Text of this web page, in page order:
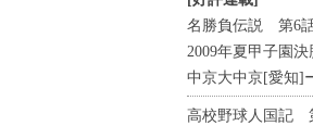
名勝負伝説 第6
2009年夏甲子園決
中京大中京[愛知]
高校野球人国記